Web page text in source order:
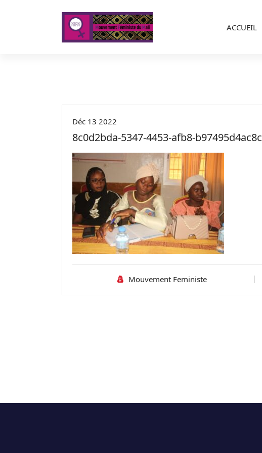
ACCUEIL
Déc 13 2022
8c0d2bda-5347-4453-afb8-b97495d4ac8c
Mouvement Feministe